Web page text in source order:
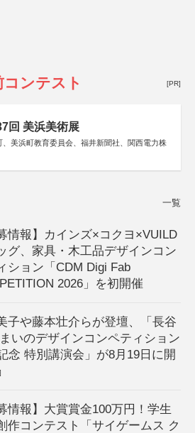
ンテスト [PR]
回 美浜美術展
、美浜町教育委員会、福井新聞社、関西電力株
一覧
情報】カインズ×コクヨ×VUILD
グ、家具・木工品デザインコン
ション「CDM Digi Fab
2026」を初開催
子や藤本壮介らが登壇、「長谷
いのデザインコンペティション
念 特別講演会」が8月19日に開
情報】大賞賞金100万円！学生
作コンテスト「サイゲームス ク